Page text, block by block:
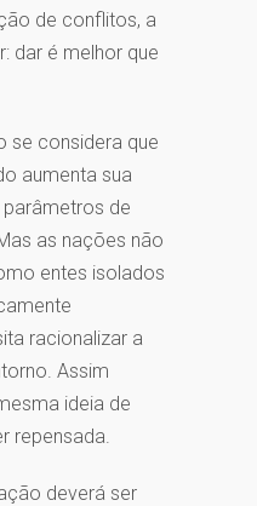
de conflitos, a
dar é melhor que
se considera que
aumenta sua
de
as nações não
entes isolados
racionalizar a
Assim
ideia de
repensada.
deverá ser